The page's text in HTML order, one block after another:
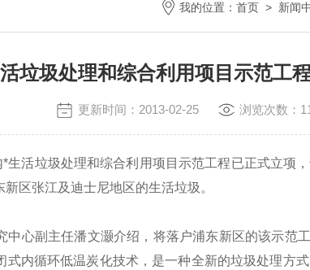
我的位置： 首页 > 新闻
垃圾处理和综合利用项目示范工
更新时间：2013-02-25 浏览次数：
生活垃圾处理和综合利用项目示范工程已正式立项
区张江及迪士尼地区的生活垃圾。
副主任潘文灏介绍，将落户浦东新区的该示范
式内循环低温炭化技术，是一种全新的垃圾处理方